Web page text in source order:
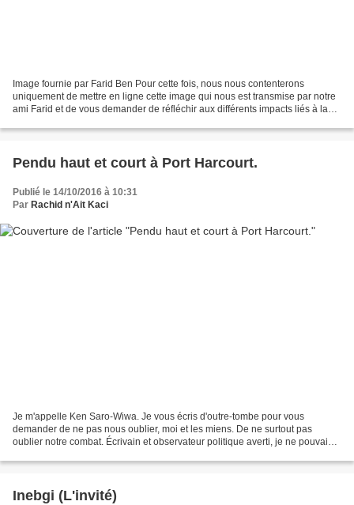
Image fournie par Farid Ben Pour cette fois, nous nous contenterons
uniquement de mettre en ligne cette image qui nous est transmise par notre
ami Farid et de vous demander de réfléchir aux différents impacts liés à la
Pendu haut et court à Port Harcourt.
Publié le 14/10/2016 à 10:31
Par Rachid n'Ait Kaci
Je m'appelle Ken Saro-Wiwa. Je vous écris d'outre-tombe pour vous
demander de ne pas nous oublier, moi et les miens. De ne surtout pas
oublier notre combat. Écrivain et observateur politique averti, je ne pouvais
Inebgi (L'invité)